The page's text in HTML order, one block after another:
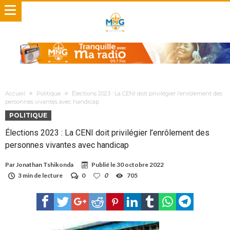
Accueil Politique
Élections 2023 : La CENI doit privilégier l’enrôlement des
personnes vivantes avec handicap
POLITIQUE
Élections 2023 : La CENI doit privilégier l’enrôlement des
personnes vivantes avec handicap
ParJonathan Tshikonda Publié le30 octobre 2022
3 min de lecture
0 0 705